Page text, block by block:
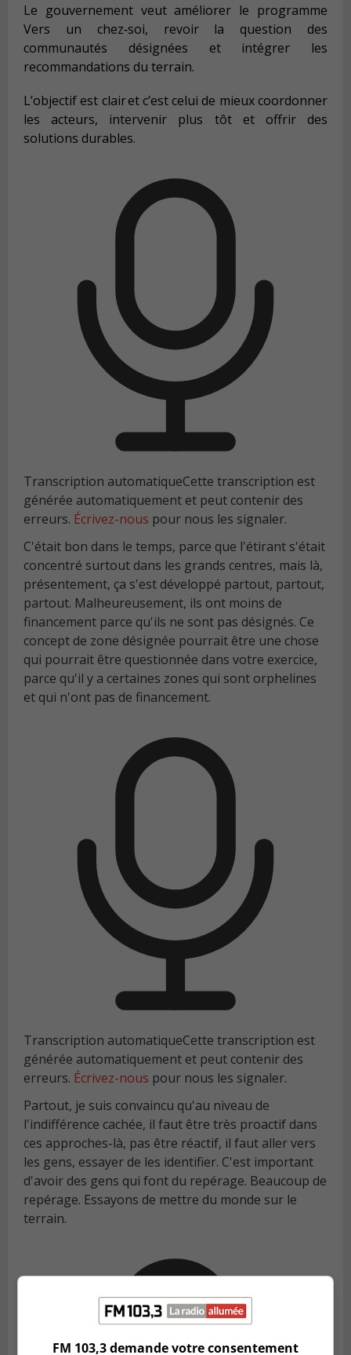
Le gouvernement veut améliorer le programme
Vers un chez‑soi, revoir la question des
communautés désignées et intégrer les
recommandations du terrain.
L’objectif est clairet c’est celui de mieux coordonner
les acteurs, intervenir plus tôt et offrir des
solutions durables.
Transcription automatiqueCette transcription est
générée automatiquement et peut contenir des
erreurs. Écrivez-nous pour nous les signaler.
C'était bon dans le temps, parce que l'étirant s'était
concentré surtout dans les grands centres, mais là,
présentement, ça s'est développé partout, partout,
partout. Malheureusement, ils ont moins de
financement parce qu'ils ne sont pas désignés. Ce
concept de zone désignée pourrait être une chose
qui pourrait être questionnée dans votre exercice,
parce qu'il y a certaines zones qui sont orphelines
et qui n'ont pas de financement.
Transcription automatiqueCette transcription est
générée automatiquement et peut contenir des
erreurs. Écrivez-nous pour nous les signaler.
Partout, je suis convaincu qu'au niveau de
l'indifférence cachée, il faut être très proactif dans
ces approches-là, pas être réactif, il faut aller vers
les gens, essayer de les identifier. C'est important
d'avoir des gens qui font du repérage. Beaucoup de
repérage. Essayons de mettre du monde sur le
terrain.
FM 103,3 demande votre consentement